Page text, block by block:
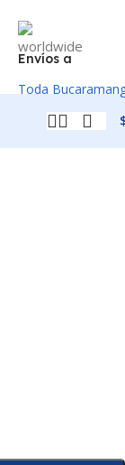
Envíos a
Toda